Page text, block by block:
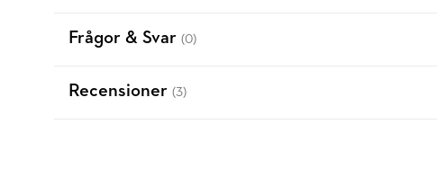
Frågor & Svar (0)
Recensioner (3)